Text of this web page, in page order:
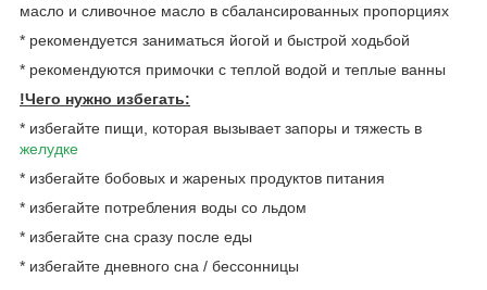
масло и сливочное масло в сбалансированных пропорциях
* рекомендуется заниматься йогой и быстрой ходьбой
* рекомендуются примочки с теплой водой и теплые ванны
!Чего нужно избегать:
* избегайте пищи, которая вызывает запоры и тяжесть в
желудке
* избегайте бобовых и жареных продуктов питания
* избегайте потребления воды со льдом
* избегайте сна сразу после еды
* избегайте дневного сна / бессонницы